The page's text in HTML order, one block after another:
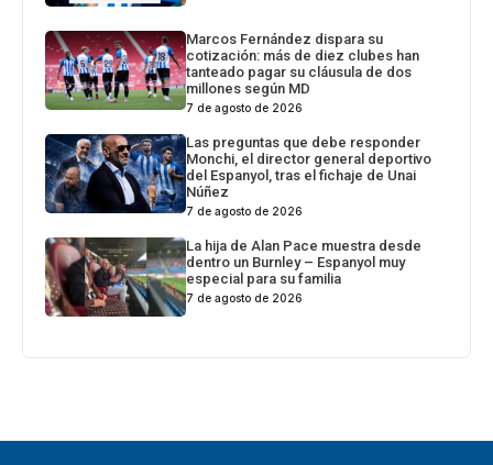
Marcos Fernández dispara su
cotización: más de diez clubes han
tanteado pagar su cláusula de dos
millones según MD
7 de agosto de 2026
Las preguntas que debe responder
Monchi, el director general deportivo
del Espanyol, tras el fichaje de Unai
Núñez
7 de agosto de 2026
La hija de Alan Pace muestra desde
dentro un Burnley – Espanyol muy
especial para su familia
7 de agosto de 2026